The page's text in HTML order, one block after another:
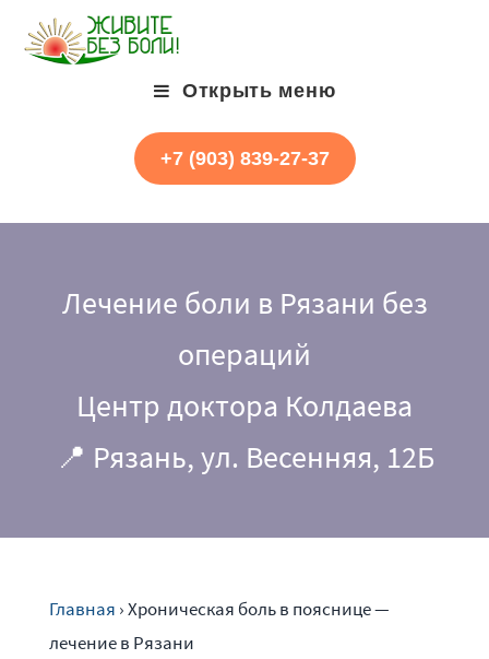
Открыть меню
+7 (903) 839-27-37
Лечение боли в Рязани без
операций
Центр доктора Колдаева
📍 Рязань, ул. Весенняя, 12Б
Главная ›Хроническая боль в пояснице —
лечение в Рязани